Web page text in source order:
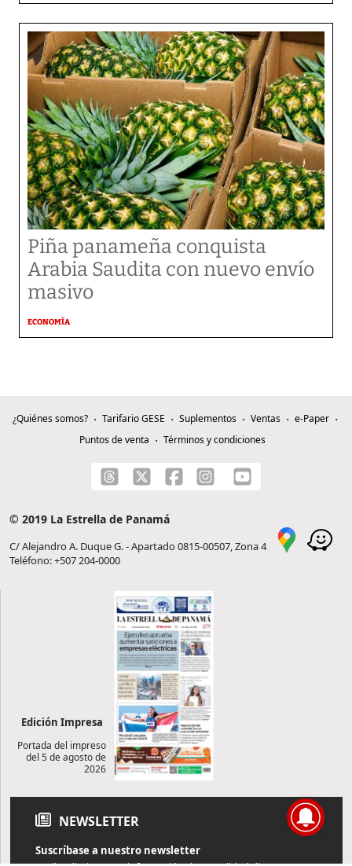
Piña panameña conquista
Arabia Saudita con nuevo envío
masivo
ECONOMÍA
¿Quiénes somos? Tarifario GESE Suplementos Ventas
e-Paper
Puntos de venta
Términos y condiciones
© 2019 La Estrella de Panamá
C/ Alejandro A. Duque G. - Apartado 0815-00507, Zona 4
Teléfono: +507 204-0000
Edición Impresa
Portada del impreso
del 5 de agosto de
2026
NEWSLETTER
Suscríbase a nuestro newsletter